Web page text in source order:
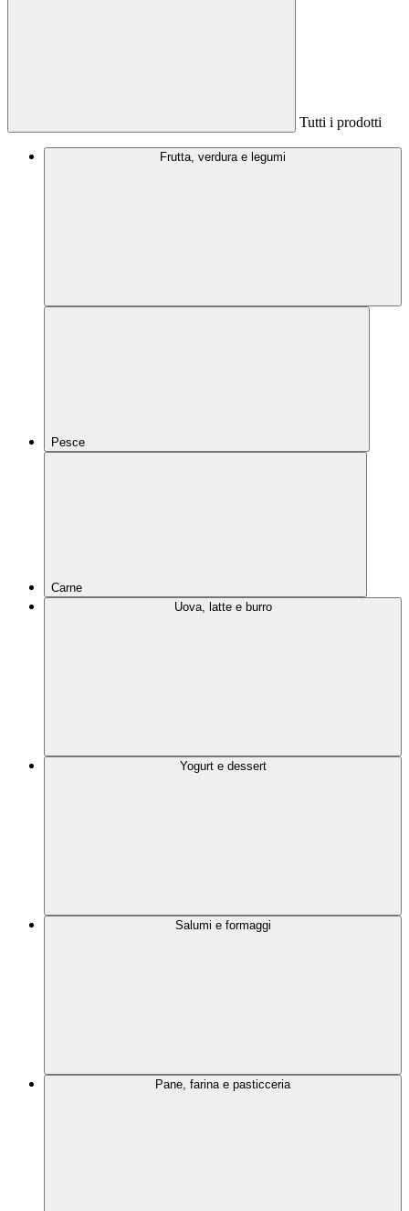
Tutti i prodotti
Frutta, verdura e legumi
Pesce
Carne
Uova, latte e burro
Yogurt e dessert
Salumi e formaggi
Pane, farina e pasticceria